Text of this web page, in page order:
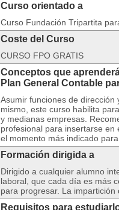
Curso orientado a
Curso Fundación Tripartita
Coste del Curso
CURSO FPO GRATIS
Conceptos que
Plan General Contable
Asumir funciones de
mismo, este curso habilita
y medianas empresas.
profesional para insertarse
el momento más indicado
Formación dirigida a
Dirigido a cualquier alumno
laboral, que cada día es más
para progresar. La
Requisitos para